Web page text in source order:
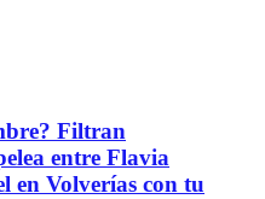
Filtran
entre Flavia
en Volverías con tu